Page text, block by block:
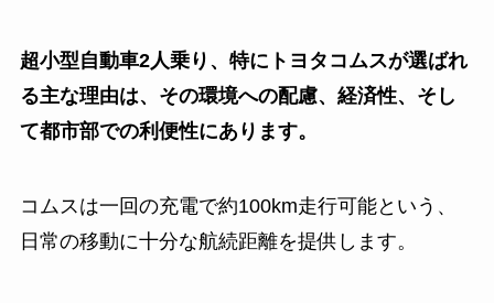
超小型自動車2人乗り、特にトヨタコムスが選ばれ
る主な理由は、その環境への配慮、経済性、そし
て都市部での利便性にあります。
コムスは一回の充電で約100km走行可能という、
日常の移動に十分な航続距離を提供します。